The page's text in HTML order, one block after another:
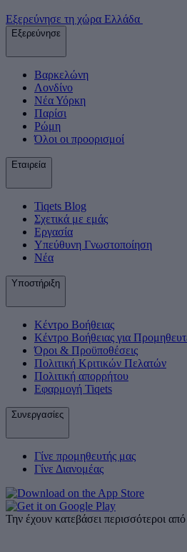
Εξερεύνησε τη χώρα Ελλάδα
Εξερεύνησε
Βαρκελώνη
Λονδίνο
Νέα Υόρκη
Παρίσι
Ρώμη
Όλοι οι προορισμοί
Εταιρεία
Tiqets Βlog
Σχετικά με εμάς
Εργασία
Υπεύθυνη Γνωστοποίηση
Νέα
Υποστήριξη
Κέντρο Βοήθειας
Κέντρο Βοήθειας για
Όροι & Προϋποθέσεις
Πολιτική Κριτικών Πελατών
Πολιτική απορρήτου
Εφαρμογή Tiqets
Συνεργασίες
Γίνε προμηθευτής μας
Γίνε Διανομέας
Την έχουν κατεβάσει περισσότεροι από